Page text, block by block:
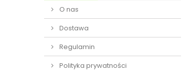
O nas
Dostawa
Regulamin
Polityka prywatności